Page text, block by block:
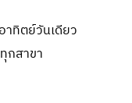
าทิตย์วันเดียว
กสาขา